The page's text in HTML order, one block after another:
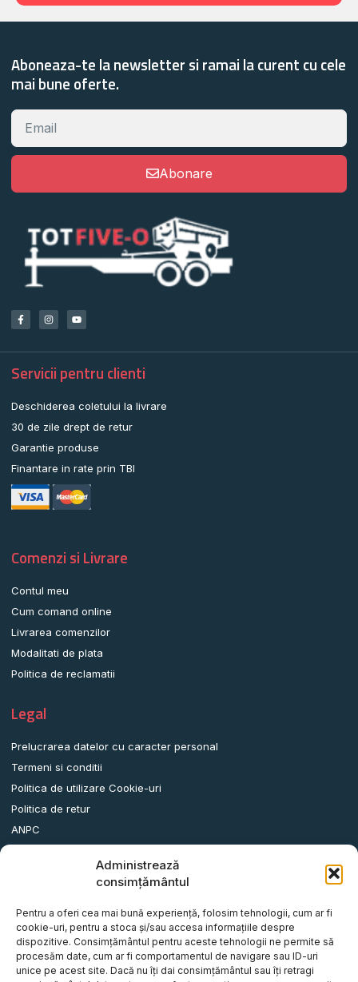
Administrează
consimțământul
Pentru a oferi cea mai bună experiență, folosim tehnologii, cum ar fi
cookie-uri, pentru a stoca și/sau accesa informațiile despre
dispozitive. Consimțământul pentru aceste tehnologii ne permite să
procesăm date, cum ar fi comportamentul de navigare sau ID-uri
unice pe acest site. Dacă nu îți dai consimțământul sau îți retragi
Aboneaza-te la newsletter si ramai la curent cu cele
mai bune oferte.
Abonare
Servicii pentru clienti
Deschiderea coletului la livrare
30 de zile drept de retur
Garantie produse
Finantare in rate prin TBI
Comenzi si Livrare
Contul meu
Cum comand online
Livrarea comenzilor
Modalitati de plata
Politica de reclamatii
Legal
Prelucrarea datelor cu caracter personal
Termeni si conditii
Politica de utilizare Cookie-uri
Politica de retur
ANPC
info@remorci-platforme.ro
0786.720.706
0786.720.707